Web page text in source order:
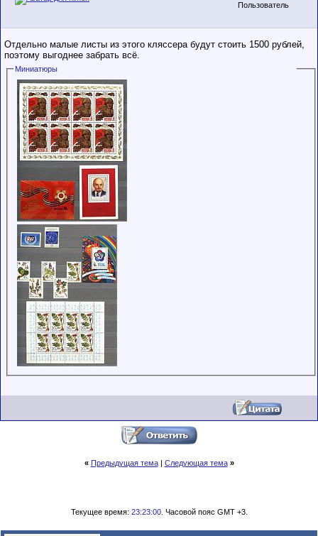
Пользователь
Отдельно малые листы из этого кляссера будут стоить 1500 рублей,
поэтому выгоднее забрать всё.
Миниатюры
« Предыдущая тема| Следующая тема »
Текущее время: 23:23:00. Часовой пояс GMT +3.